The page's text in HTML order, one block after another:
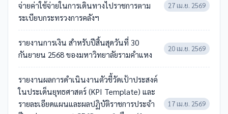
จ่ายค่าใช้จ่ายในการเดินทางไปราชการตาม
ระเบียบกระทรวงการคลังฯ
27 เม.ย. 2569
รายงานการเงิน สำหรับปีสิ้นสุดวันที่ 30
กันยายน 2568 ของมหาวิทยาลัยรามคำแหง
20 เม.ย. 2569
รายงานผลการดำเนินงานตัวชี้วัดเป้าประสงค์
ในประเด็นยุทธศาสตร์ (KPI Template) และ
รายละเอียดแผนและผลปฏิบัติราชการประจำ
17 เม.ย. 2569